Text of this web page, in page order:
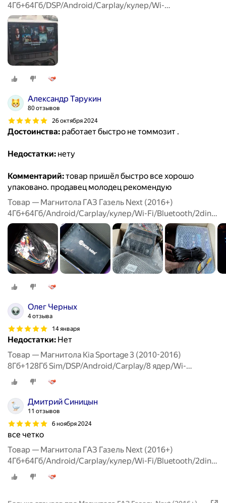
4Гб+64Гб/DSP/Android/Carplay/кулер/Wi-
Fi/Bluetooth/2din/штатная магнитола
Александр Тарукин
80 отзывов
26 октября 2024
Достоинства: работает быстро не томмозит .
Недостатки: нету
Комментарий:товар пришёл быстро все хорошо
упаковано. продавец молодец рекомендую
Товар — Магнитола ГАЗ Газель Next (2016+)
4Гб+64Гб/Android/Carplay/кулер/Wi-Fi/Bluetooth/2din/
штатная магнитола
Олег Черных
4 отзыва
14 января
Недостатки: Нет
Товар — Магнитола Kia Sportage 3 (2010-2016)
8Гб+128Гб Sim/DSP/Android/Carplay/8 ядер/Wi-
Fi/Bluetooth/кулер
Дмитрий Синицын
11 отзывов
6 ноября 2024
все четко
Товар — Магнитола ГАЗ Газель Next (2016+)
4Гб+64Гб/Android/Carplay/кулер/Wi-Fi/Bluetooth/2din/
штатная магнитола